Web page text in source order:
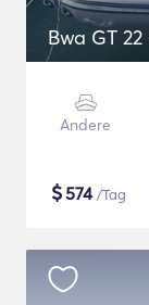
Bwa GT
Andere
$574/Tag